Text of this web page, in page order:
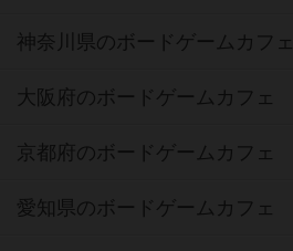
神奈川県のボードゲームカフェ
大阪府のボードゲームカフェ
京都府のボードゲームカフェ
愛知県のボードゲームカフェ